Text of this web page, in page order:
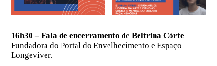
16h30 – Fala de encerramento de Beltrina Côrte –
Fundadora do Portal do Envelhecimento e Espaço
Longeviver.